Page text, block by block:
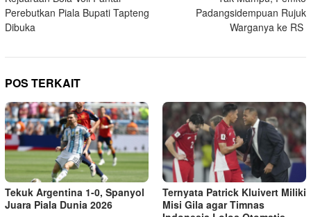
Perebutkan Piala Bupati Tapteng
Dibuka
Padangsidempuan Rujuk
Warganya ke RS
POS TERKAIT
Tekuk Argentina 1-0, Spanyol
Juara Piala Dunia 2026
Ternyata Patrick Kluivert Miliki
Misi Gila agar Timnas